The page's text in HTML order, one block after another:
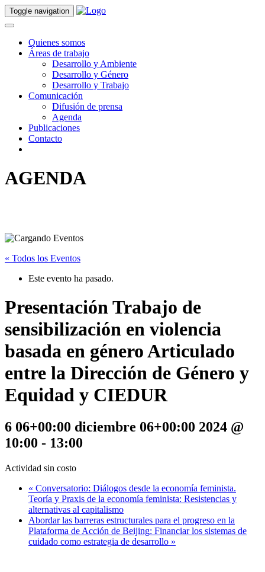
Toggle navigation
Quienes somos
Áreas de trabajo
Desarrollo y Ambiente
Desarrollo y Género
Desarrollo y Trabajo
Comunicación
Difusión de prensa
Agenda
Publicaciones
Contacto
AGENDA
« Todos los Eventos
Este evento ha pasado.
Presentación Trabajo de
sensibilización en violencia
basada en género Articulado
entre la Dirección de Género y
Equidad y CIEDUR
6 06+00:00 diciembre 06+00:00 2024 @
10:00 - 13:00
Actividad sin costo
« Conversatorio: Diálogos desde la economía feminista.
Teoría y Praxis de la economía feminista: Resistencias y
alternativas al capitalismo
Abordar las barreras estructurales para el progreso en la
Plataforma de Acción de Beijing: Financiar los sistemas de
cuidado como estrategia de desarrollo »